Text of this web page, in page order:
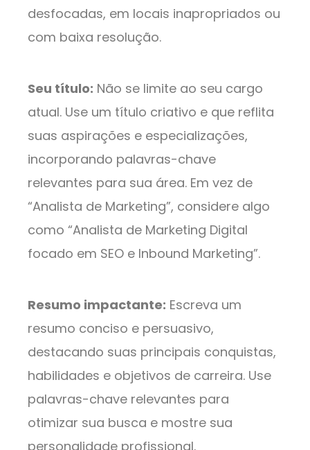
desfocadas, em locais inapropriados ou
com baixa resolução.
Seu título: Não se limite ao seu cargo
atual. Use um título criativo e que reflita
suas aspirações e especializações,
incorporando palavras-chave
relevantes para sua área. Em vez de
“Analista de Marketing”, considere algo
como “Analista de Marketing Digital
focado em SEO e Inbound Marketing”.
Resumo impactante: Escreva um
resumo conciso e persuasivo,
destacando suas principais conquistas,
habilidades e objetivos de carreira. Use
palavras-chave relevantes para
otimizar sua busca e mostre sua
personalidade profissional.